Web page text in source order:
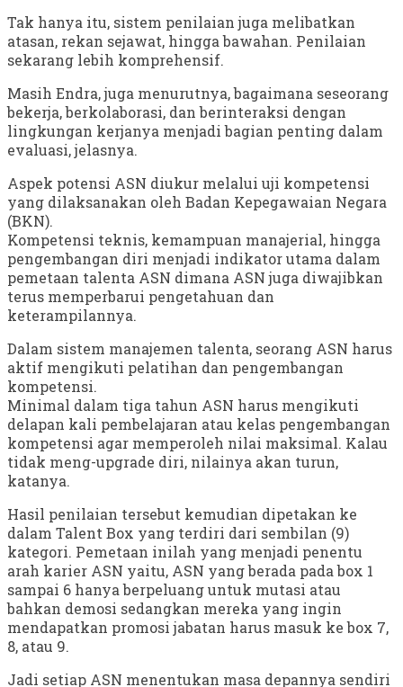
Tak hanya itu, sistem penilaian juga melibatkan
atasan, rekan sejawat, hingga bawahan. Penilaian
sekarang lebih komprehensif.
Masih Endra, juga menurutnya, bagaimana seseorang
bekerja, berkolaborasi, dan berinteraksi dengan
lingkungan kerjanya menjadi bagian penting dalam
evaluasi, jelasnya.
Aspek potensi ASN diukur melalui uji kompetensi
yang dilaksanakan oleh Badan Kepegawaian Negara
(BKN).
Kompetensi teknis, kemampuan manajerial, hingga
pengembangan diri menjadi indikator utama dalam
pemetaan talenta ASN dimana ASN juga diwajibkan
terus memperbarui pengetahuan dan
keterampilannya.
Dalam sistem manajemen talenta, seorang ASN harus
aktif mengikuti pelatihan dan pengembangan
kompetensi.
Minimal dalam tiga tahun ASN harus mengikuti
delapan kali pembelajaran atau kelas pengembangan
kompetensi agar memperoleh nilai maksimal. Kalau
tidak meng-upgrade diri, nilainya akan turun,
katanya.
Hasil penilaian tersebut kemudian dipetakan ke
dalam Talent Box yang terdiri dari sembilan (9)
kategori. Pemetaan inilah yang menjadi penentu
arah karier ASN yaitu, ASN yang berada pada box 1
sampai 6 hanya berpeluang untuk mutasi atau
bahkan demosi sedangkan mereka yang ingin
mendapatkan promosi jabatan harus masuk ke box 7,
8, atau 9.
Jadi setiap ASN menentukan masa depannya sendiri